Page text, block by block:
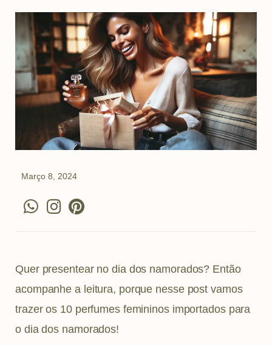
Março 8, 2024
W
s
a
p
p
I
n
a
g
r
a
m
P
i
e
r
e
s
t
Quer presentear no dia dos namorados? Então
acompanhe a leitura, porque nesse post vamos
trazer os 10 perfumes femininos importados para
o dia dos namorados!